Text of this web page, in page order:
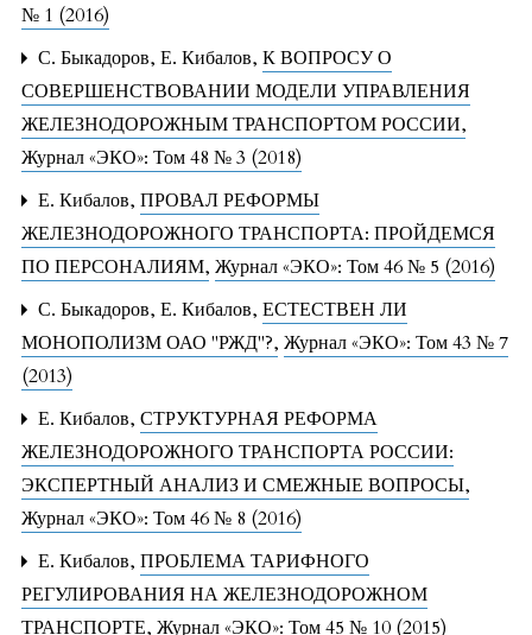
№ 1 (2016)
С. Быкадоров, Е. Кибалов, К ВОПРОСУ О
СОВЕРШЕНСТВОВАНИИ МОДЕЛИ УПРАВЛЕНИЯ
ЖЕЛЕЗНОДОРОЖНЫМ ТРАНСПОРТОМ РОССИИ,
Журнал «ЭКО»: Том 48 № 3 (2018)
Е. Кибалов, ПРОВАЛ РЕФОРМЫ
ЖЕЛЕЗНОДОРОЖНОГО ТРАНСПОРТА: ПРОЙДЕМСЯ
ПО ПЕРСОНАЛИЯМ, Журнал «ЭКО»: Том 46 № 5 (2016)
С. Быкадоров, Е. Кибалов, ЕСТЕСТВЕН ЛИ
МОНОПОЛИЗМ ОАО "РЖД"?, Журнал «ЭКО»: Том 43 № 7
(2013)
Е. Кибалов, СТРУКТУРНАЯ РЕФОРМА
ЖЕЛЕЗНОДОРОЖНОГО ТРАНСПОРТА РОССИИ:
ЭКСПЕРТНЫЙ АНАЛИЗ И СМЕЖНЫЕ ВОПРОСЫ,
Журнал «ЭКО»: Том 46 № 8 (2016)
Е. Кибалов, ПРОБЛЕМА ТАРИФНОГО
РЕГУЛИРОВАНИЯ НА ЖЕЛЕЗНОДОРОЖНОМ
ТРАНСПОРТЕ, Журнал «ЭКО»: Том 45 № 10 (2015)